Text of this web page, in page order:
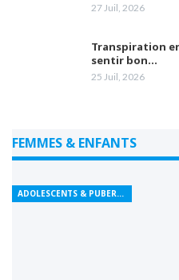
27 Juil, 2026
Transpiration
sentir bon…
25 Juil, 2026
FEMMES & ENFANTS
ADOLESCENTS & PUBERTÉ